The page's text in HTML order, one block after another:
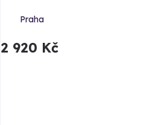
Praha
2 920 Kč